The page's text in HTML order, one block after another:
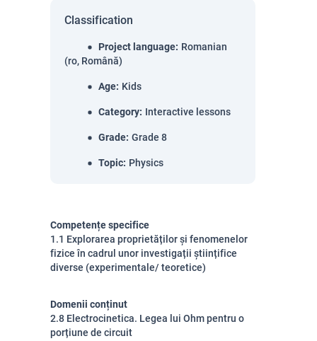
Classification
Project language: Romanian
(ro, Română)
Age: Kids
Category: Interactive lessons
Grade: Grade 8
Topic: Physics
Competențe specifice
1.1 Explorarea proprietăților și fenomenelor
fizice în cadrul unor investigații științifice
diverse (experimentale/ teoretice)
Domenii conținut
2.8 Electrocinetica. Legea lui Ohm pentru o
porțiune de circuit